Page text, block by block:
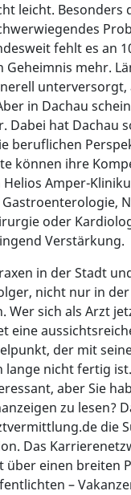
leicht. Besonders
fehlt es an
Geheimnis mehr.
unterversorgt,
in Dachau
Dabei hat Dachau
beruflichen
können ihre
Helios Amper-
Gastroenterologie,
oder
Verstärkung.
in der Stadt
nicht nur in der
Wer sich als Arzt
eine
der mit
lange nicht fertig
aber Sie
zu lesen?
die
Das
einen breiten
–